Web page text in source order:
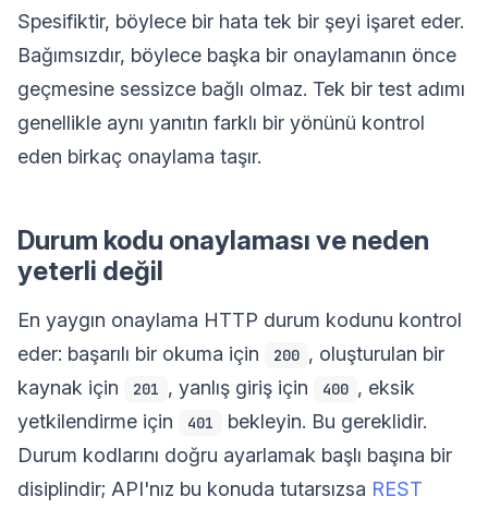
Spesifiktir, böylece bir hata tek bir şeyi işaret eder.
Bağımsızdır, böylece başka bir onaylamanın önce
geçmesine sessizce bağlı olmaz. Tek bir test adımı
genellikle aynı yanıtın farklı bir yönünü kontrol
eden birkaç onaylama taşır.
Durum kodu onaylaması ve neden
yeterli değil
En yaygın onaylama HTTP durum kodunu kontrol
eder: başarılı bir okuma için
200 , oluşturulan bir
kaynak için
201 , yanlış giriş için 400 , eksik
yetkilendirme için
401
bekleyin. Bu gereklidir.
Durum kodlarını doğru ayarlamak başlı başına bir
disiplindir; API'nız bu konuda tutarsızsa REST